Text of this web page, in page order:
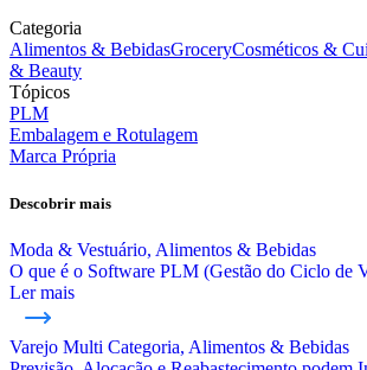
Categoria
Alimentos & BebidasGroceryCosméticos &
& Beauty
Tópicos
PLM
Embalagem e Rotulagem
Marca Própria
Descobrir mais
Moda & Vestuário, Alimentos & Bebidas
O que é o Software PLM (Gestão do Ciclo de
Ler mais
Varejo Multi Categoria, Alimentos & Bebidas